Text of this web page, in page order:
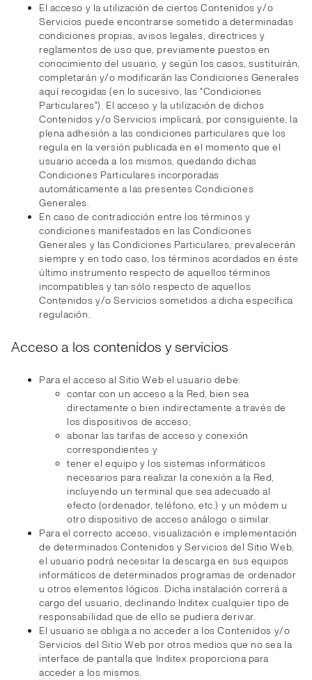
El acceso y la utilización de ciertos Contenidos y/o
Servicios puede encontrarse sometido a determinadas
condiciones propias, avisos legales, directrices y
reglamentos de uso que, previamente puestos en
conocimiento del usuario, y según los casos, sustituirán,
completarán y/o modificarán las Condiciones Generales
aquí recogidas (en lo sucesivo, las "Condiciones
Particulares"). El acceso y la utilización de dichos
Contenidos y/o Servicios implicará, por consiguiente, la
plena adhesión a las condiciones particulares que los
regula en la versión publicada en el momento que el
usuario acceda a los mismos, quedando dichas
Condiciones Particulares incorporadas
automáticamente a las presentes Condiciones
Generales.
En caso de contradicción entre los términos y
condiciones manifestados en las Condiciones
Generales y las Condiciones Particulares, prevalecerán
siempre y en todo caso, los términos acordados en éste
último instrumento respecto de aquellos términos
incompatibles y tan sólo respecto de aquellos
Contenidos y/o Servicios sometidos a dicha específica
regulación.
Acceso a los contenidos y servicios
Para el acceso al Sitio Web el usuario debe:
contar con un acceso a la Red, bien sea
directamente o bien indirectamente a través de
los dispositivos de acceso;
abonar las tarifas de acceso y conexión
correspondientes y
tener el equipo y los sistemas informáticos
necesarios para realizar la conexión a la Red,
incluyendo un terminal que sea adecuado al
efecto (ordenador, teléfono, etc.) y un módem u
otro dispositivo de acceso análogo o similar.
Para el correcto acceso, visualización e implementación
de determinados Contenidos y Servicios del Sitio Web,
el usuario podrá necesitar la descarga en sus equipos
informáticos de determinados programas de ordenador
u otros elementos lógicos. Dicha instalación correrá a
cargo del usuario, declinando Inditex cualquier tipo de
responsabilidad que de ello se pudiera derivar.
El usuario se obliga a no acceder a los Contenidos y/o
Servicios del Sitio Web por otros medios que no sea la
interface de pantalla que Inditex proporciona para
acceder a los mismos.